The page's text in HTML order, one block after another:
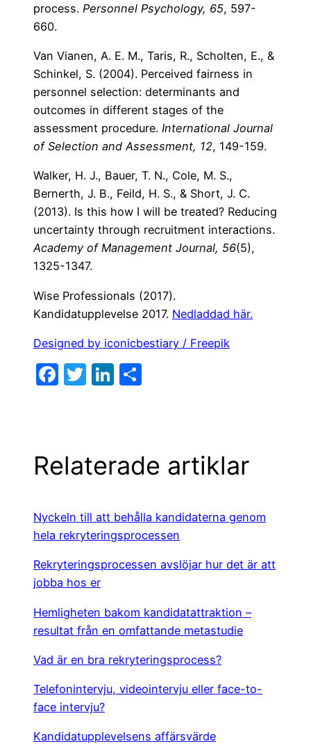
process. Personnel Psychology, 65, 597-
660.
Van Vianen, A. E. M., Taris, R., Scholten, E., &
Schinkel, S. (2004). Perceived fairness in
personnel selection: determinants and
outcomes in different stages of the
assessment procedure. International Journal
of Selection and Assessment, 12, 149-159.
Walker, H. J., Bauer, T. N., Cole, M. S.,
Bernerth, J. B., Feild, H. S., & Short, J. C.
(2013). Is this how I will be treated? Reducing
uncertainty through recruitment interactions.
Academy of Management Journal, 56(5),
1325-1347.
Wise Professionals (2017).
Kandidatupplevelse 2017. Nedladdad här.
Designed by iconicbestiary / Freepik
F
b
o
k
T
Li
dI
Relaterade artiklar
Nyckeln till att behålla kandidaterna genom
hela rekryteringsprocessen
Rekryteringsprocessen avslöjar hur det är att
jobba hos er
Hemligheten bakom kandidatattraktion –
resultat från en omfattande metastudie
Vad är en bra rekryteringsprocess?
Telefonintervju, videointervju eller face-to-
face intervju?
Kandidatupplevelsens affärsvärde